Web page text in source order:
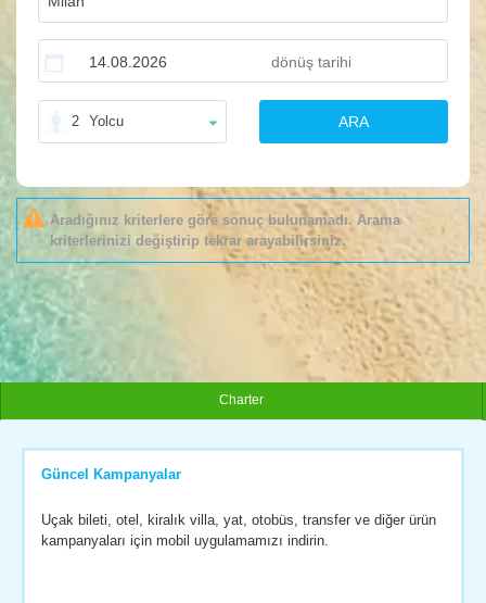
2 Yolcu ARA
Aradığınız kriterlere göre sonuç bulunamadı. Arama
kriterlerinizi değiştirip tekrar arayabilirsiniz.
Charter
Güncel Kampanyalar
Uçak bileti, otel, kiralık villa, yat, otobüs, transfer ve diğer ürün
kampanyaları için mobil uygulamamızı indirin.